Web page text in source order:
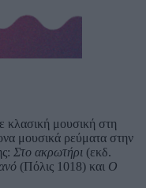
κλασική μουσική στη
μουσικά ρεύματα στην
Στο ακρωτήρι (εκδ.
(Πόλις 1018) και Ο